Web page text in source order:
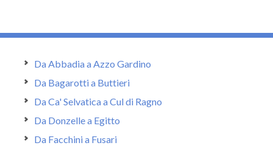
Da Abbadia a Azzo Gardino
Da Bagarotti a Buttieri
Da Ca' Selvatica a Cul di Ragno
Da Donzelle a Egitto
Da Facchini a Fusari